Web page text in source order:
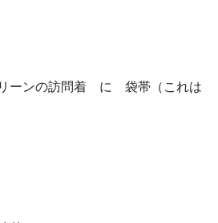
ーンの訪問着 に 袋帯（これは